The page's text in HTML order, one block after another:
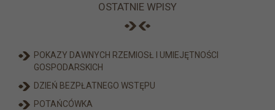
OSTATNIE WPISY
POKAZY DAWNYCH RZEMIOSŁ I UMIEJĘTNOŚCI
GOSPODARSKICH
DZIEŃ BEZPŁATNEGO WSTĘPU
POTAŃCÓWKA